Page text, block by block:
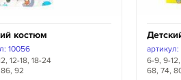
костюм
10056
12-18, 18-24
92
артикул:
6-9, 9-
68, 74,